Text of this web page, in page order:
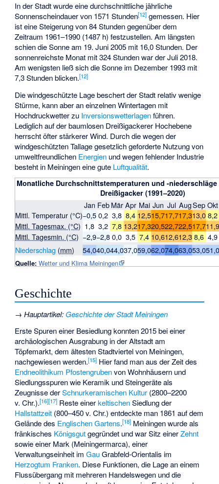
In der Stadt wurde eine durchschnittliche jährliche
Sonnenscheindauer von 1571 Stunden[12] gemessen. Hier
ist eine Steigerung von 84 Stunden gegenüber dem
Zeitraum 1961–1990 (1487 h) festzustellen. Am längsten
schien die Sonne am 19. Juni 2005 mit 16,0 Stunden. Der
sonnenreichste Monat mit 324 Stunden war der Juli 2018.
Am wenigsten ließ sich die Sonne im Dezember 1993 mit
7,3 Stunden blicken.[12]
Die windgeschützte Lage beschert der Stadt relativ wenige
Stürme, kann aber an einzelnen Wintertagen mit
Hochdruckwetter zu Inversionswetterlagenführen.
Lediglich auf der baumlosen Dreißigackerer Hochebene
herrscht öfter stärkerer Wind. Durch die wegen der
windgeschützten Tallage gesetzlich geforderte Nutzung von
umweltfreundlichen Energien und wegen fehlender Industrie
besteht in Meiningen eine gute Luftqualität.
Monatliche Durchschnittstemperaturen und -
Dreißigacker (1991–2020)
Jan FebMärApr Mai Jun Jul AugSep Okt
Mittl. Temperatur (°C)−0,5 0,2 3,8 8,4 12,515,717,717,313,0 8,2
Mittl. Tagesmax. (°C) 1,8 3,2 7,8 13,217,320,522,722,517,7
Mittl. Tagesmin. (°C) −2,9−2,8 0,0 3,5 7,4 10,612,612,3 8,6 4,9
Niederschlag (mm) 54,040,044,037,059,062,074,063,053,0
Quelle: Wetter und Klima Meiningen
Geschichte
→Hauptartikel: Geschichte der Stadt Meiningen
Erste Spuren einer Besiedlung konnten 2015 bei einer
archäologischen Ausgrabung in der Altstadt am
Töpfemarkt, dem ältesten Stadtviertel von Meiningen,
nachgewiesen werden.[15] Hier fand man aus der Zeit des
Endneolithikum Pfostengrubenvon Wohnhäusern und
Siedlungsspuren wie Keramik und Steingeräte als
Zeugnisse derSchnurkeramischen Kultur (2800–2200
v. Chr.).[16][17] Reste einerkeltischenSiedlung der
Hallstattzeit (800–450 v. Chr.) entdeckte man 1861 auf dem
Gelände des Englischen Gartens.[18] Meiningen wurde als
fränkisches Königsgutgegründet und war Sitz einerZehnt
sowie einer Mark (Meiningermarca), einer
Verwaltungseinheit imGauGrabfeld-Orientalis im
Herzogtum Franken. Diese Funktionen, die Lage an einem
Flussübergang mit mehreren Handelswegen und die